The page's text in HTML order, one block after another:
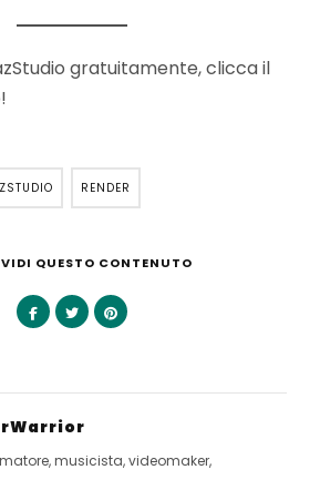
gratuitamente, clicca il
RENDER
QUESTO CONTENUTO
musicista, videomaker,